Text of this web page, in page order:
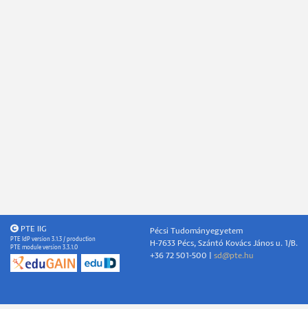
PTE IIG
PTE IdP version 3.1.3 / production
PTE module version 3.3.1.0
Pécsi Tudományegyetem
H-7633 Pécs, Szántó Kovács János u. 1/B.
+36 72 501-500 | sd@pte.hu